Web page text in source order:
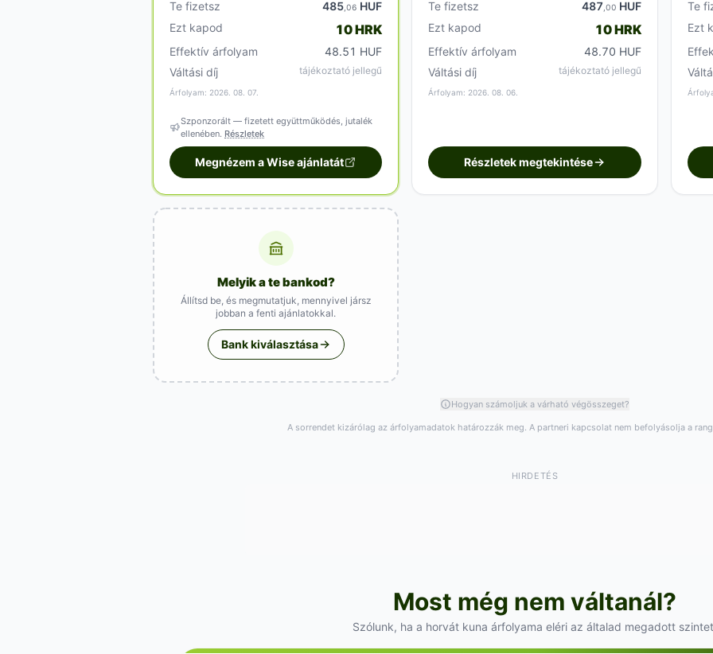
Te fizetsz 485 ,06 HUF
Ezt kapod
10 HRK
Effektív árfolyam
48.51 HUF
Váltási díj
tájékoztató jellegű
Árfolyam: 2026. 08. 07.
Szponzorált — fizetett együttműködés, jutalék
ellenében. Részletek
Megnézem a Wise ajánlatát
Te fizetsz 487 ,00 HUF
Ezt kapod
10 HRK
Effektív árfolyam
48.70 HUF
Váltási díj
tájékoztató jellegű
Árfolyam: 2026. 08. 06.
Részletek megtekintése
Te
Ezt
Melyik a te bankod?
Állítsd be, és megmutatjuk, mennyivel jársz
jobban a fenti ajánlatokkal.
Bank kiválasztása
Hogyan számoljuk a várható végösszeget?
A sorrendet kizárólag az árfolyamadatok határozzák meg. A partneri kapcsolat nem befolyásolja a
HIRDETÉS
Most még nem váltanál?
Szólunk, ha a horvát kuna árfolyama eléri az általad megadott